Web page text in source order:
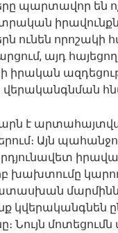
պարտավոր են
ունեն
այդ
իրական
է
Այն
խախտումը կարող
Նույն